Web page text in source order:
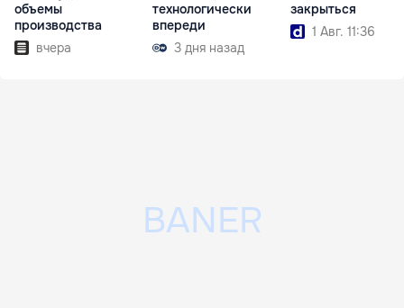
объемы
производства
вчера
технологически
впереди
3 дня назад
закрыться
1 Авг. 11:36